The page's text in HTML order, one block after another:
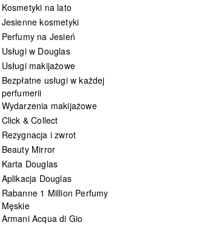
Kosmetyki na lato
Jesienne kosmetyki
Perfumy na Jesień
Usługi w Douglas
Usługi makijażowe
Bezpłatne usługi w każdej
perfumerii
Wydarzenia makijażowe
Click & Collect
Rezygnacja i zwrot
Beauty Mirror
Karta Douglas
Aplikacja Douglas
Rabanne 1 Million Perfumy
Męskie
Armani Acqua di Gio